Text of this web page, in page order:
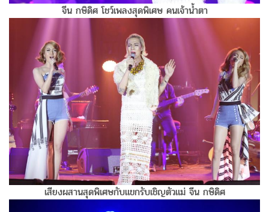
จีน กษิดิศ โชว์เพลงสุดพิเศษ คนเจ้าน้ำตา
เสียงผสานสุดพิเศษกับแขกรับเชิญตัวแม่ จีน กษิดิศ